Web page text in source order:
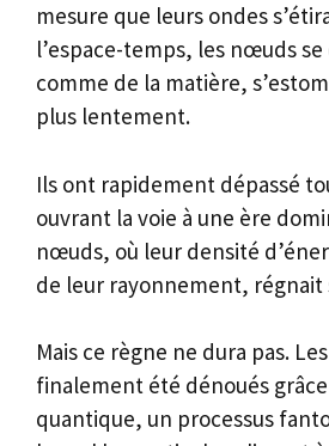
mesure que leurs ondes
l’espace-temps, les nœuds
comme de la matière,
plus lentement.
Ils ont rapidement dépassé
ouvrant la voie à une ère
nœuds, où leur densité
de leur rayonnement, régnait
Mais ce règne ne dura pas.
finalement été dénoués
quantique, un processus